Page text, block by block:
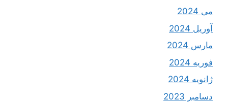
می 2024
آوریل 2024
مارس 2024
فوریه 2024
ژانویه 2024
دسامبر 2023